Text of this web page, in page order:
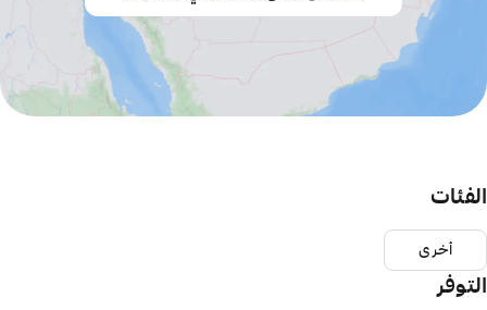
الفئات
أخرى
التوفر